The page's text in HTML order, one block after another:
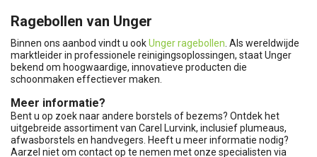
Ragebollen van Unger
Binnen ons aanbod vindt u ookUnger ragebollen . Als wereldwijde
marktleider in professionele reinigingsoplossingen, staat Unger
bekend om hoogwaardige, innovatieve producten die
schoonmaken effectiever maken.
Meer informatie?
Bent u op zoek naar andere borstels of bezems? Ontdek het
uitgebreide assortiment van Carel Lurvink, inclusief plumeaus,
afwasborstels en handvegers. Heeft u meer informatie nodig?
Aarzel niet om contact op te nemen met onze specialisten via